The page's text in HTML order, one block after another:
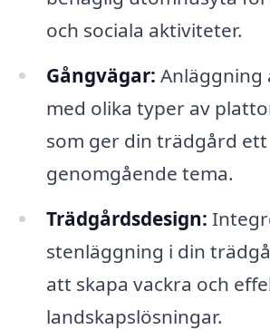
och sociala aktiviteter.
Gångvägar: Anläggning
med olika typer av
som ger din trädgård ett
genomgående tema.
Trädgårdsdesign:
stenläggning i din
att skapa vackra och
landskapslösningar.